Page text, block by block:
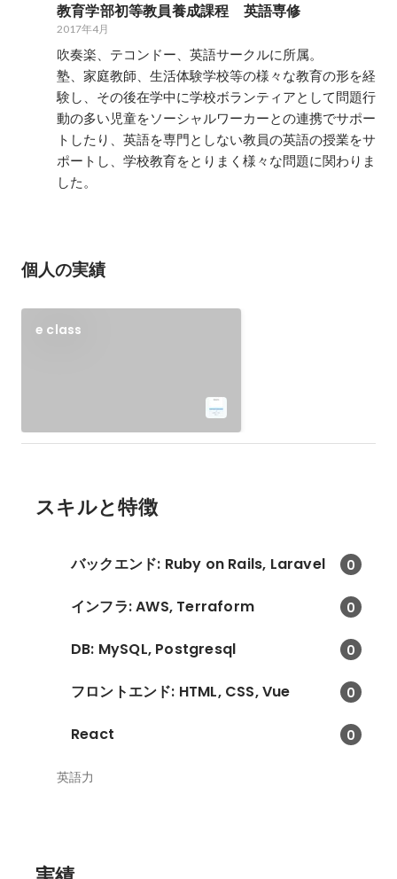
教育学部初等教員養成課程　英語専修
2017年4月
吹奏楽、テコンドー、英語サークルに所属。
塾、家庭教師、生活体験学校等の様々な教育の形を経
験し、その後在学中に学校ボランティアとして問題行
動の多い児童をソーシャルワーカーとの連携でサポー
トしたり、英語を専門としない教員の英語の授業をサ
ポートし、学校教育をとりまく様々な問題に関わりま
した。
個人の実績
e class
スキルと特徴
バックエンド: Ruby on Rails, Laravel 0
インフラ: AWS, Terraform 0
DB: MySQL, Postgresql 0
フロントエンド: HTML, CSS, Vue 0
React 0
英語力